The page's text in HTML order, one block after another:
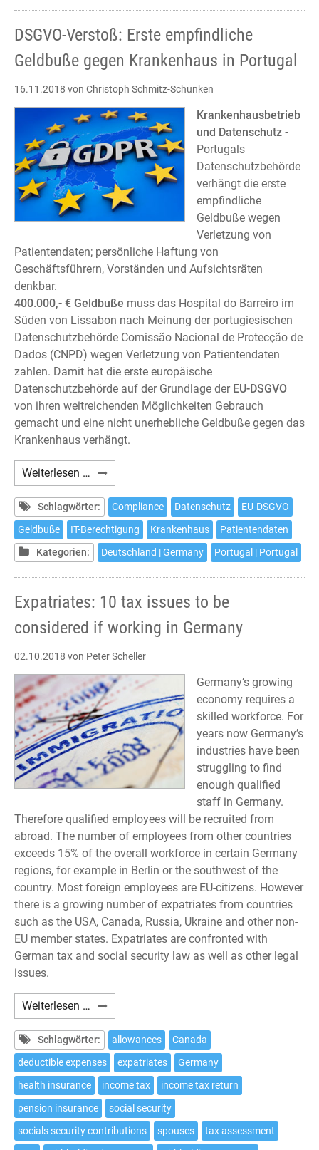
Rechtsverkehr
DSGVO-Verstoß: Erste empfindliche
Geldbuße gegen Krankenhaus in Portugal
16.11.2018 von Christoph Schmitz-Schunken
Krankenhausbetrieb
und Datenschutz -
Portugals
Datenschutzbehörde
verhängt die erste
empfindliche
Geldbuße wegen
Verletzung von
Patientendaten; persönliche Haftung von
Geschäftsführern, Vorständen und Aufsichtsräten
denkbar.
400.000,- € Geldbuße muss das Hospital do Barreiro im
Süden von Lissabon nach Meinung der portugiesischen
Datenschutzbehörde Comissão Nacional de Protecção de
Dados (CNPD) wegen Verletzung von Patientendaten
zahlen. Damit hat die erste europäische
Datenschutzbehörde auf der Grundlage der EU-DSGVO
von ihren weitreichenden Möglichkeiten Gebrauch
gemacht und eine nicht unerhebliche Geldbuße gegen das
Krankenhaus verhängt.
Weiterlesen … DSGVO-
Verstoß:
Erste
empfindliche
Geldbuße
gegen
Krankenhaus
Portugal
Schlagwörter: Compliance Datenschutz
EU-DSGVO
Geldbuße
IT-Berechtigung Krankenhaus
Patientendaten
Kategorien:
Deutschland | Germany Portugal | Portugal
Expatriates: 10 tax issues to be
considered if working in Germany
02.10.2018 von Peter Scheller
Germany’s growing
economy requires a
skilled workforce. For
years now Germany’s
industries have been
struggling to find
enough qualified
staff in Germany.
Therefore qualified employees will be recruited from
abroad. The number of employees from other countries
exceeds 15% of the overall workforce in certain Germany
regions, for example in Berlin or the southwest of the
country. Most foreign employees are EU-citizens. However
there is a growing number of expatriates from countries
such as the USA, Canada, Russia, Ukraine and other non-
EU member states. Expatriates are confronted with
German tax and social security law as well as other legal
issues.
Weiterlesen … Expatriates:
10
tax
issues
to
be
considered
if
working
Schlagwörter: allowances
Canada
deductible expenses
expatriates
Germany
health insurance
income tax
income tax return
pension insurance
social security
socials security contributions
spouses
tax assessment